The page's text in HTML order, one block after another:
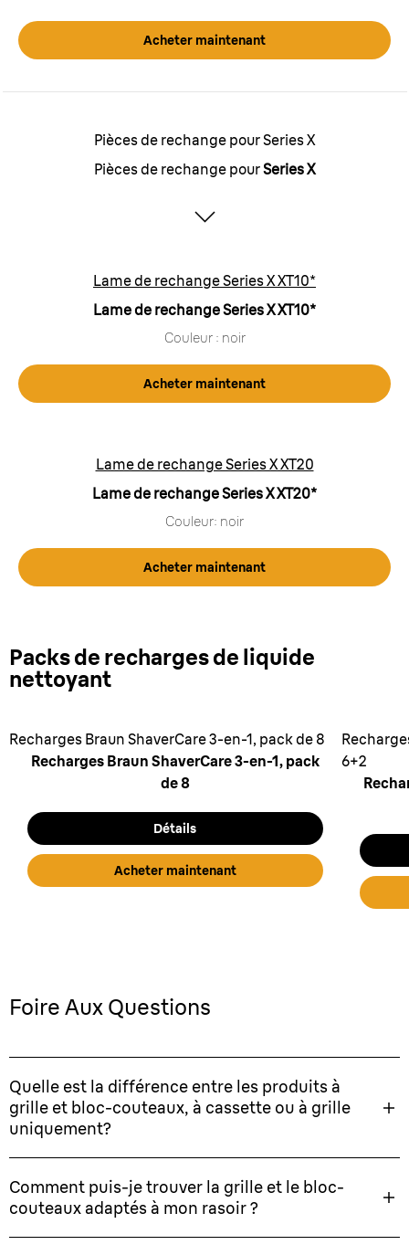
Acheter maintenant
Pièces de rechange pour Series X
Pièces de rechange pourSeries X
Lame de rechange Series X XT10*
Lame de rechange Series X XT10*
Couleur : noir
Acheter maintenant
Lame de rechange Series X XT20
Lame de rechange Series X XT20*
Couleur: noir
Acheter maintenant
Packs de recharges de liquide
nettoyant
Recharges Braun ShaverCare 3-en-1, pack de 8
Recharges Braun ShaverCare 3-en-1, pack
de 8
Détails
Acheter maintenant
6+2
Foire Aux Questions
Quelle est la différence entre les produits à
grille et bloc-couteaux, à cassette ou à grille
uniquement?
Comment puis-je trouver la grille et le bloc-
couteaux adaptés à mon rasoir ?